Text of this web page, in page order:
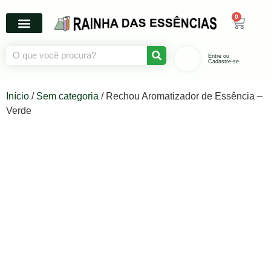
0
Entre ou
Cadastre-se
Início / Sem categoria / Rechou Aromatizador de Essência –
Verde